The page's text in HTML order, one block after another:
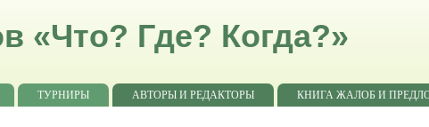
«Что? Где? Когда?»
ТУРНИРЫ АВТОРЫ И РЕДАКТОРЫ
КНИГА ЖАЛОБ И